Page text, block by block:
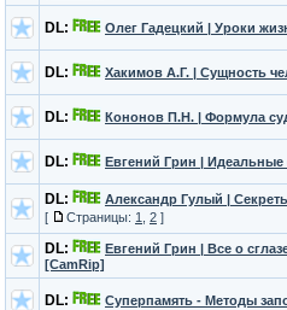
DL: Олег Гадецкий | Уроки
DL: Хакимов А.Г. | Cущность
DL: Кононов П.Н. | Формула
DL: Евгений Грин | Идеальные
DL:
Александр Гулый |
[
Страницы: 1 2 ]
DL:
Евгений Грин | Все о
[CamRip]
DL: Суперпамять - Методы